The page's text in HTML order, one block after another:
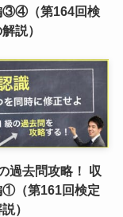
③④（第164回検
説）
過去問攻略！ 収
①（第161回検定
）